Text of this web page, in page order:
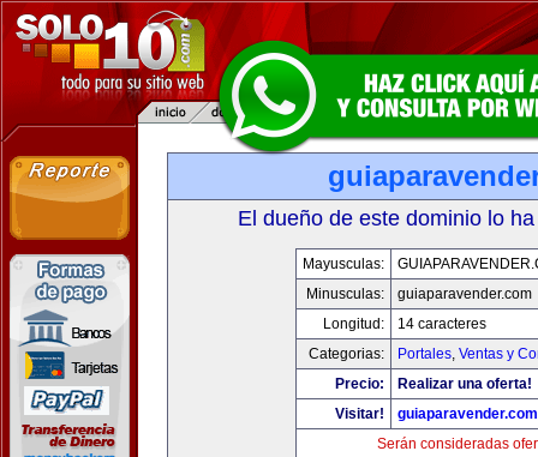
El dueño de este dominio lo
Mayusculas:
Minusculas:
guiaparavender.com
Longitud:
14 caracteres
Categorias:
Portales, Ventas y
Precio:
Realizar una oferta!
Visitar!
guiaparavender.com
Serán consideradas